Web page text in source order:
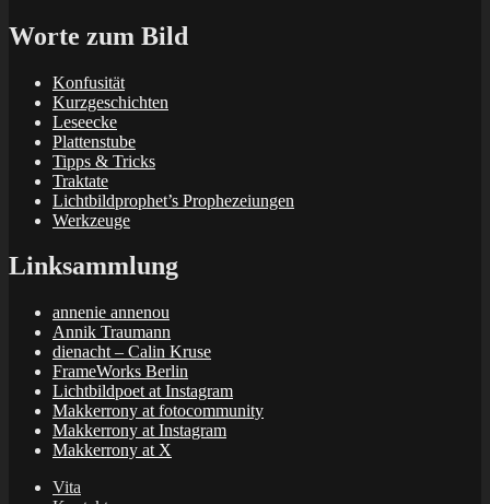
Worte zum Bild
Konfusität
Kurzgeschichten
Leseecke
Plattenstube
Tipps & Tricks
Traktate
Lichtbildprophet’s Prophezeiungen
Werkzeuge
Linksammlung
annenie annenou
Annik Traumann
dienacht – Calin Kruse
FrameWorks Berlin
Lichtbildpoet at Instagram
Makkerrony at fotocommunity
Makkerrony at Instagram
Makkerrony at X
Vita